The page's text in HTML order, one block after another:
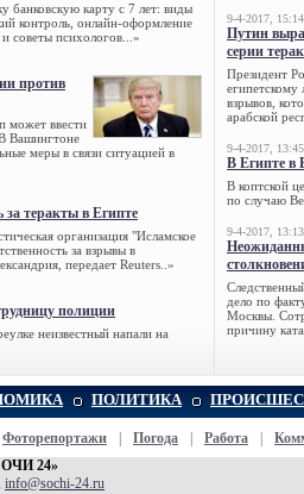
банковскую карту с 7 лет: виды
контроль, онлайн-оформление
советы психологов...»
против
может ввести
Вашингтоне
меры в связи ситуацией в
за теракты в Египте
организация "Исламское
за взрывы в
передает Reuters..»
полиции
неизвестный напали на
9-4-2017, 15:14
Путин
серии
Президент
египетскому
взрывов,
арабской
9-4-2017, 13:45
В Египте в
В коптской
по случаю
9-4-2017, 13:13
дело по
Москвы.
причину
ПОЛИТИКА
Фоторепортажи Погода Работа
24»
info@sochi-24.ru